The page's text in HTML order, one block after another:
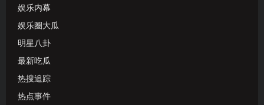
娱乐内幕
娱乐圈大瓜
明星八卦
最新吃瓜
热搜追踪
热点事件